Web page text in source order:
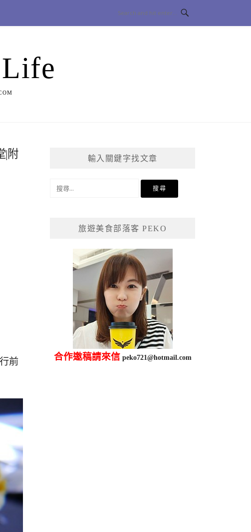
|附
前
輸入關鍵字找文章
旅遊美食部落客 PEKO
合作邀稿請來信 peko721@hotmail.com